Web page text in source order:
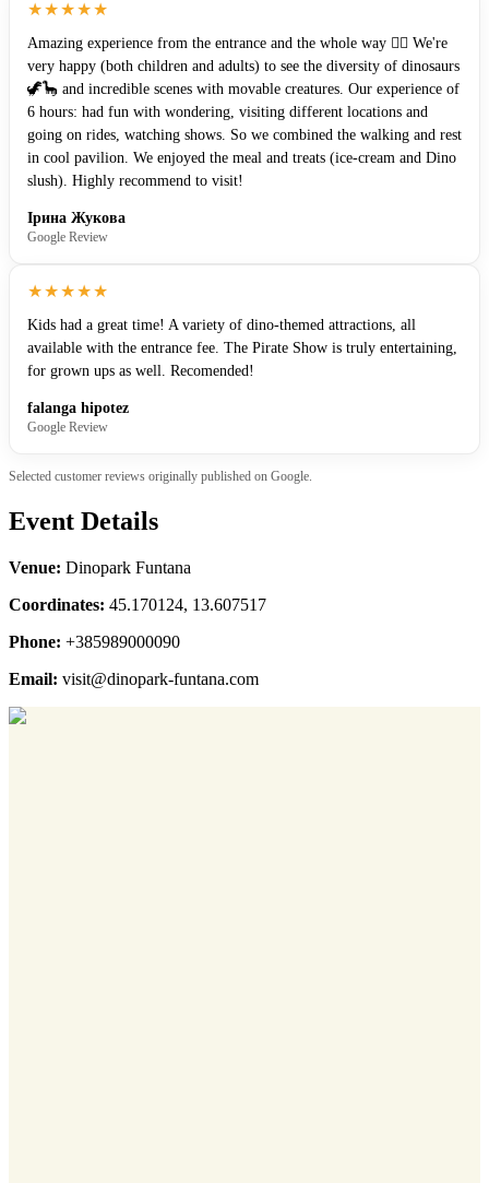
★★★★★
Amazing experience from the entrance and the whole way ❤️‍🔥 We're
very happy (both children and adults) to see the diversity of dinosaurs
🦖🦕 and incredible scenes with movable creatures. Our experience of
6 hours: had fun with wondering, visiting different locations and
going on rides, watching shows. So we combined the walking and rest
in cool pavilion. We enjoyed the meal and treats (ice-cream and Dino
slush). Highly recommend to visit!
Ірина Жукова
Google Review
★★★★★
Kids had a great time! A variety of dino-themed attractions, all
available with the entrance fee. The Pirate Show is truly entertaining,
for grown ups as well. Recomended!
falanga hipotez
Google Review
Selected customer reviews originally published on Google.
Event Details
Venue: Dinopark Funtana
Coordinates: 45.170124, 13.607517
Phone: +385989000090
Email: visit@dinopark-funtana.com